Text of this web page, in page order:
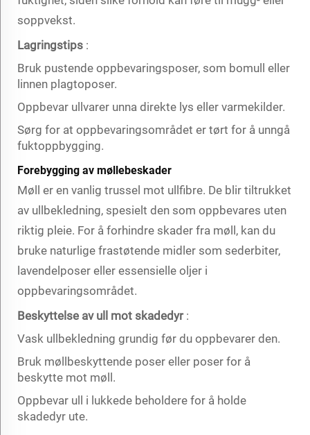
soppvekst.
Lagringstips :
Bruk pustende oppbevaringsposer, som bomull eller
linnen plagtoposer.
Oppbevar ullvarer unna direkte lys eller varmekilder.
Sørg for at oppbevaringsområdet er tørt for å unngå
fuktoppbygging.
Forebygging av møllebeskader
Møll er en vanlig trussel mot ullfibre. De blir tiltrukket
av ullbekledning, spesielt den som oppbevares uten
riktig pleie. For å forhindre skader fra møll, kan du
bruke naturlige frastøtende midler som sederbiter,
lavendelposer eller essensielle oljer i
oppbevaringsområdet.
Beskyttelse av ull mot skadedyr :
Vask ullbekledning grundig før du oppbevarer den.
Bruk møllbeskyttende poser eller poser for å
beskytte mot møll.
Oppbevar ull i lukkede beholdere for å holde
skadedyr ute.